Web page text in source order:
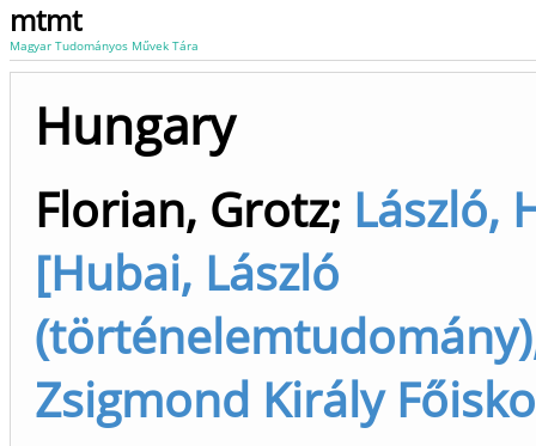
mtmt
Magyar Tudományos Művek Tára
Hungary
Florian, Grotz; László,
[Hubai, László
Zsigmond Király